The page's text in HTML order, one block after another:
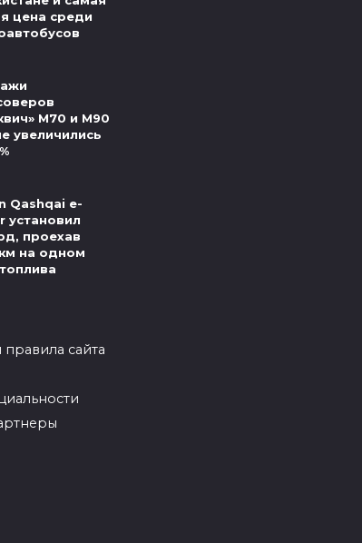
цена среди
М70 и М90
увеличились
Qashqai e-
установил
проехав
на одном
сайта